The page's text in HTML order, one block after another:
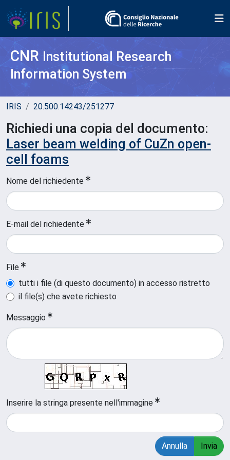
CNR Institutional Research
Information System
IRIS 20.500.14243/251277
Richiedi una copia del documento:
Laser beam welding of CuZn open-
cell foams
Nome del richiedente
E-mail del richiedente
File
tutti i file (di questo documento) in accesso ristretto
il file(s) che avete richiesto
Messaggio
Inserire la stringa presente nell'immagine
Annulla Invia